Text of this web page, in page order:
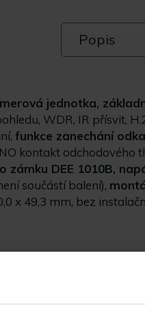
Popis
jednotka,
WDR, IR přísvit,
funkce zanechání
kontakt odchodového
zámku DEE 1010B,
součástí balení),
x 49,3 mm, bez